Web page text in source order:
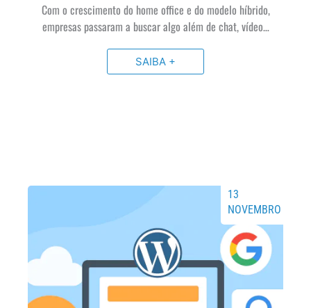
Com o crescimento do home office e do modelo híbrido,
empresas passaram a buscar algo além de chat, vídeo…
SAIBA +
13
NOVEMBRO